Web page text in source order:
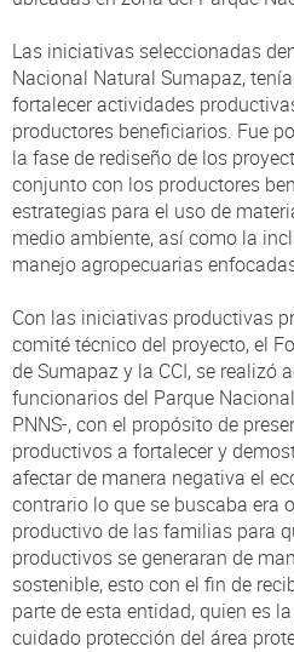
Las iniciativas seleccionadas
Nacional Natural Sumapaz,
fortalecer actividades
productores beneficiarios. Fue
la fase de rediseño de los
conjunto con los productores
estrategias para el uso de
medio ambiente, así como la
manejo agropecuarias
Con las iniciativas productivas
comité técnico del proyecto, el
de Sumapaz y la CCI, se realizó
funcionarios del Parque
PNNS-, con el propósito de
productivos a fortalecer y
afectar de manera negativa el
contrario lo que se buscaba era
productivo de las familias para
productivos se generaran de
sostenible, esto con el fin de
parte de esta entidad, quien es
cuidado protección del área